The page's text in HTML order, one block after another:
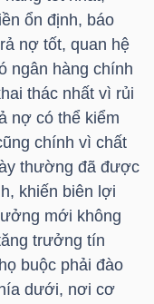
ổn định, báo
nợ tốt, quan hệ
ngân hàng chính
thác nhất vì rủi
nợ có thể kiểm
chính vì chất
thường đã được
khiến biên lợi
mới không
trưởng tín
buộc phải đào
dưới, nơi cơ